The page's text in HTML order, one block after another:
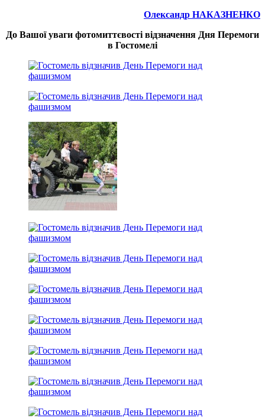
Олександр НАКАЗНЕНКО
До Вашої уваги фотомиттєвості відзначення Дня Перемоги
в Гостомелі